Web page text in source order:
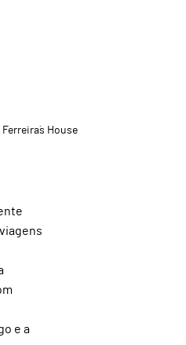
Ferreira´s House
e a